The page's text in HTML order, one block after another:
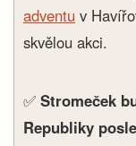
adventu v
skvělou akci.
✅ Stromeček
Republiky